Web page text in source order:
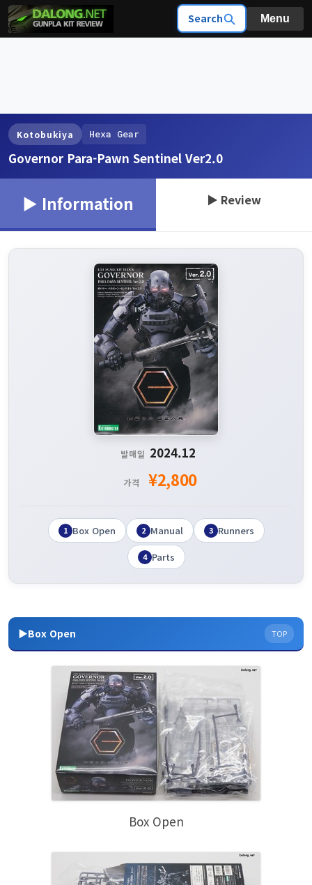
Search Menu
Kotobukiya Hexa Gear
Governor Para-Pawn Sentinel Ver2.0
▶ Information ▶ Review
발매일 2024.12
가격 ¥2,800
1 Box Open 2 Manual 3 Runners
4 Parts
▶Box Open TOP
Box Open